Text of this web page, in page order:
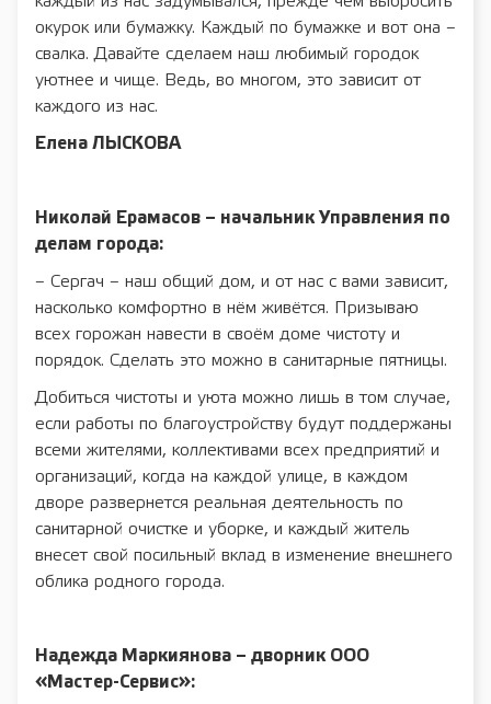
окурок или бумажку. Каждый по бумажке и вот она –
свалка. Давайте сделаем наш любимый городок
уютнее и чище. Ведь, во многом, это зависит от
каждого из нас.
Елена ЛЫСКОВА
Николай Ерамасов – начальник Управления по
делам города:
– Сергач – наш общий дом, и от нас с вами зависит,
насколько комфортно в нём живётся. Призываю
всех горожан навести в своём доме чистоту и
порядок. Сделать это можно в санитарные пятницы.
Добиться чистоты и уюта можно лишь в том случае,
если работы по благоустройству будут поддержаны
всеми жителями, коллективами всех предприятий и
организаций, когда на каждой улице, в каждом
дворе развернется реальная деятельность по
санитарной очистке и уборке, и каждый житель
внесет свой посильный вклад в изменение внешнего
облика родного города.
Надежда Маркиянова – дворник ООО
«Мастер-Сервис»: